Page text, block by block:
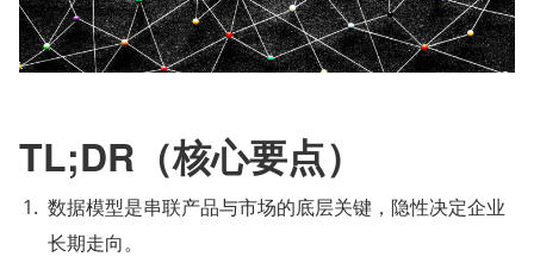
TL;DR（核心要点）
数据模型是串联产品与市场的底层关键，隐性决定企业
长期走向。